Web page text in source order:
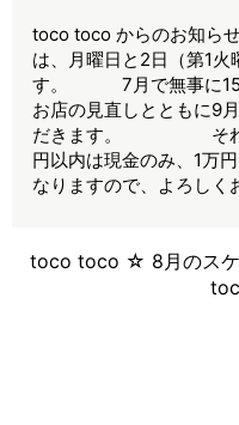
toco toco からのお
は、月曜日と2日（第1
す。 7月で無事に15年
お店の見直しとともに9
だきます。 それに
円以内は現金のみ、1万
なりますので、よろしく
toco toco ☆ 8月のスケ